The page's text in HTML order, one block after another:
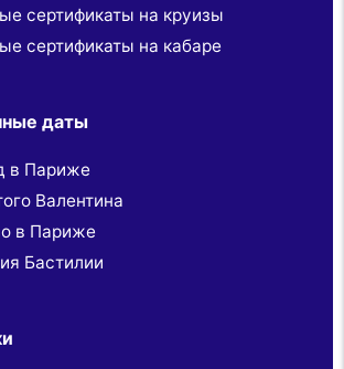
сертификаты на круизы
сертификаты на кабаре
даты
в Париже
Валентина
в Париже
Бастилии